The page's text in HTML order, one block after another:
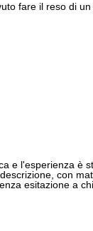
fare il reso di
e l'esperienza è
con
esitazione a